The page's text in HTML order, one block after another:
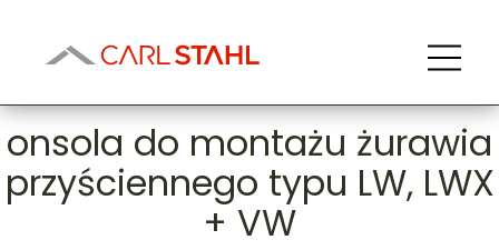
onsola do montażu żurawia
przyściennego typu LW, LWX
+ VW